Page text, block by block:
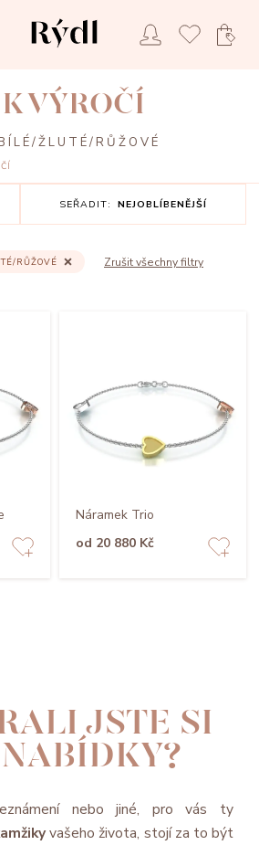
VÝROČÍ
ŽLUTÉ/RŮŽOVÉ
SEŘADIT: NEJOBLÍBENĚJŠÍ
Zrušit všechny filtry
RŮŽOVÉ
Náramek Trio
od 20 880 Kč
JSTE SI
nebo jiné, pro vás ty
vašeho života, stojí za to být